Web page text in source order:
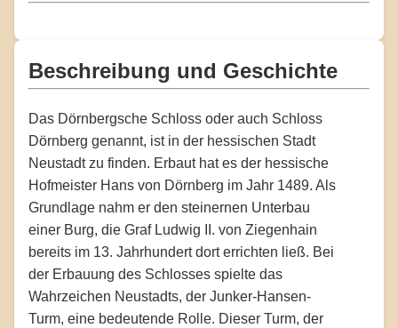
Beschreibung und Geschichte
Das Dörnbergsche Schloss oder auch Schloss
Dörnberg genannt, ist in der hessischen Stadt
Neustadt zu finden. Erbaut hat es der hessische
Hofmeister Hans von Dörnberg im Jahr 1489. Als
Grundlage nahm er den steinernen Unterbau
einer Burg, die Graf Ludwig II. von Ziegenhain
bereits im 13. Jahrhundert dort errichten ließ. Bei
der Erbauung des Schlosses spielte das
Wahrzeichen Neustadts, der Junker-Hansen-
Turm, eine bedeutende Rolle. Dieser Turm, der